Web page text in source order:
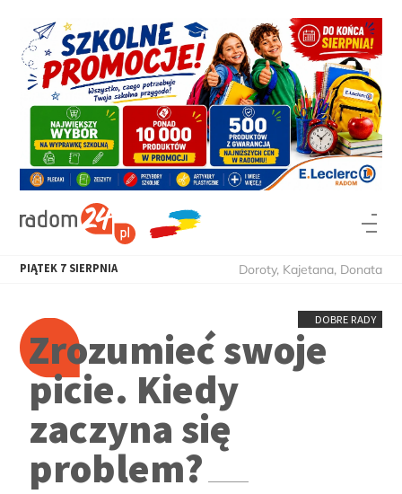
PIĄTEK 7 SIERPNIA Doroty, Kajetana, Donata
DOBRE RADY
Zrozumieć swoje
picie. Kiedy
zaczyna się
problem?